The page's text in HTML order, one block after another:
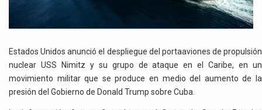
CUBA
Estados Unidos anunció el despliegue del portaaviones de propulsión
nuclear USS Nimitz y su grupo de ataque en el Caribe, en un
movimiento militar que se produce en medio del aumento de la
presión del Gobierno de Donald Trump sobre Cuba.